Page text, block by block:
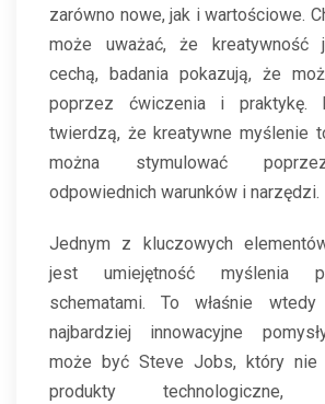
zarówno nowe, jak i wartościowe.
może uważać, że kreatywność
cechą, badania pokazują, że
poprzez ćwiczenia i praktykę.
twierdzą, że kreatywne myślenie
można stymulować
odpowiednich warunków i narzędzi.
Jednym z kluczowych
jest umiejętność myślenia
schematami. To właśnie
najbardziej innowacyjne
może być Steve Jobs, który nie
produkty